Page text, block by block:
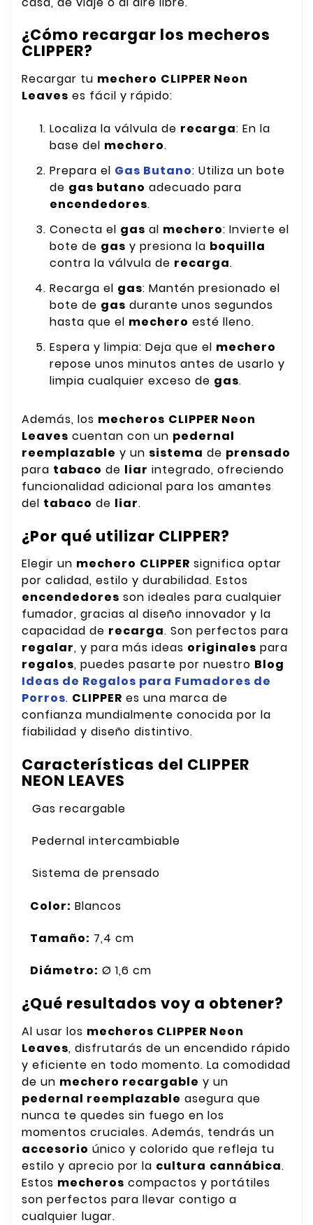
¿Cómo recargar los mecheros
CLIPPER?
Recargar tu mechero CLIPPER Neon
Leaves es fácil y rápido:
Localiza la válvula de recarga: En la
base del mechero.
Prepara el Gas Butano: Utiliza un bote
de gas butano adecuado para
encendedores.
Conecta el gas al mechero: Invierte el
bote de gas y presiona la boquilla
contra la válvula de recarga.
Recarga el gas: Mantén presionado el
bote de gas durante unos segundos
hasta que el mechero esté lleno.
Espera y limpia: Deja que el mechero
repose unos minutos antes de usarlo y
limpia cualquier exceso de gas.
Además, los mecheros CLIPPER Neon
Leaves cuentan con un pedernal
reemplazable y un sistema de prensado
para tabaco de liar integrado, ofreciendo
funcionalidad adicional para los amantes
del tabaco de liar.
¿Por qué utilizar CLIPPER?
Elegir un mechero CLIPPER significa optar
por calidad, estilo y durabilidad. Estos
encendedores son ideales para cualquier
fumador, gracias al diseño innovador y la
capacidad de recarga. Son perfectos para
regalar, y para más ideas originales para
regalos, puedes pasarte por nuestro Blog
Ideas de Regalos para Fumadores de
Porros. CLIPPER es una marca de
confianza mundialmente conocida por la
fiabilidad y diseño distintivo.
Características del CLIPPER
NEON LEAVES
Gas recargable
Pedernal intercambiable
Sistema de prensado
Color: Blancos
Tamaño: 7,4 cm
Diámetro: Ø 1,6 cm
¿Qué resultados voy a obtener?
Al usar los mecheros CLIPPER Neon
Leaves, disfrutarás de un encendido rápido
y eficiente en todo momento. La comodidad
de un mechero recargable y un
pedernal reemplazable asegura que
nunca te quedes sin fuego en los
momentos cruciales. Además, tendrás un
accesorio único y colorido que refleja tu
estilo y aprecio por la cultura cannábica.
Estos mecheros compactos y portátiles
son perfectos para llevar contigo a
cualquier lugar.